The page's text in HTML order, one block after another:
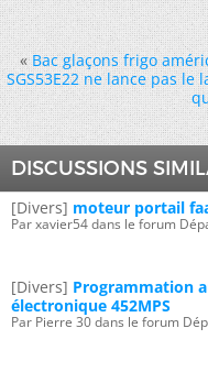
« Bac glaçons frigo
SGS53E22 ne lance pas
DISCUSSIONS
[Divers] moteur portail
Par xavier54 dans le forum
[Divers] Programmation
électronique 452MPS
Par Pierre 30 dans le forum